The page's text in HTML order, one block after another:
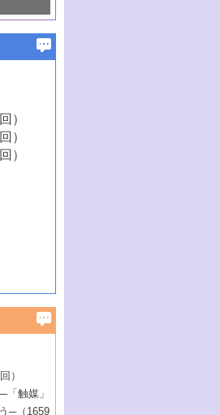
年）
年）
触媒・機
向した
開発
けた電解
・オン
新の研究
るマイ
・工学
近の研究
の触媒
合物変
動車排
・大阪
の最前線
化学的
・東京
反応プ
最先端
めの触
・首都
出す触
けた触
き研究
き研究
き研究
解合成
・大阪府
術の新
）におけ
技術
媒機能
最近の
成蹊大
研究動
ローチ
に貢献
・ロワジ
媒にお
動向
する触
の活用
固体触
機能開拓
・関西大
る最近
展開
新潮流
開
）
）
る有機
進歩
発
密な設
成
た重合
料－
製造・貯
および
世紀，
面構造の
展望1：
ロセス
な触媒
技術の新
）
）
）
）
「触媒」
─（1659